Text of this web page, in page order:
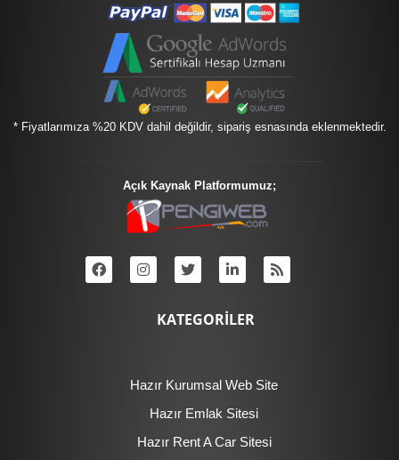
* Fiyatlarımıza %20 KDV dahil değildir, sipariş esnasında eklenmektedir.
Açık Kaynak Platformumuz;
KATEGORİLER
Hazır Kurumsal Web Site
Hazır Emlak Sitesi
Hazır Rent A Car Sitesi